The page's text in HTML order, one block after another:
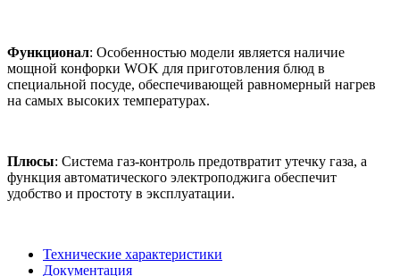
Функционал: Особенностью модели является наличие
мощной конфорки WOK для приготовления блюд в
специальной посуде, обеспечивающей равномерный нагрев
на самых высоких температурах.
Плюсы: Система газ-контроль предотвратит утечку газа, а
функция автоматического электроподжига обеспечит
удобство и простоту в эксплуатации.
Технические характеристики
Документация